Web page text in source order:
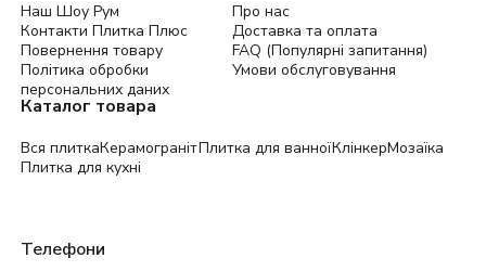
Наш Шоу Рум
Про нас
Контакти Плитка Плюс
Доставка та оплата
Повернення товару
FAQ (Популярні запитання)
Політика обробки
персональних даних
Умови обслуговування
Каталог товара
Вся плиткаКерамогранітПлитка для ванноїКлінкерМозаїка
Плитка для кухні
Телефони